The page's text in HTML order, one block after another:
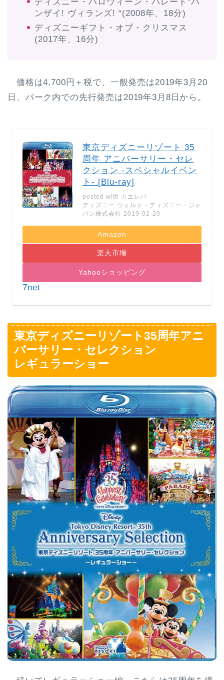
ンザイ! ヴィランズ! “(2008年、18分)
ディズニーギフト・オブ・クリスマス
(2017年、16分)
価格は4,700円＋税で、一般発売は2019年3月20
日、パーク内での先行発売は2019年3月8日から。
東京ディズニーリゾート 35
周年 アニバーサリー・セレ
クション -スペシャルイベン
ト- [Blu-ray]
posted with カエレバ
ディズニー ウォルト・ディズニー・ジャ
パン株式会社 2019-02-20
Amazon
楽天市場
Yahooショッピング
7net
東京ディズニーリゾート35周年アニ
バーサリー・セレクション
レギュラーショー